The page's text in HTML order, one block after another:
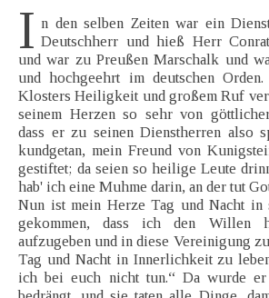
I n den selben Zeiten war ein
Deutschherr und hieß Herr
und war zu Preußen Marschalk und
und hochgeehrt im deutschen
Klosters Heiligkeit und großem Ruf
seinem Herzen so sehr von
dass er zu seinen Dienstherren also
kundgetan, mein Freund von
gestiftet; da seien so heilige Leute
hab' ich eine Muhme darin, an der tut
Nun ist mein Herze Tag und Nacht in
gekommen, dass ich den Willen
aufzugeben und in diese Vereinigung
Tag und Nacht in Innerlichkeit zu
ich bei euch nicht tun.“ Da wurde